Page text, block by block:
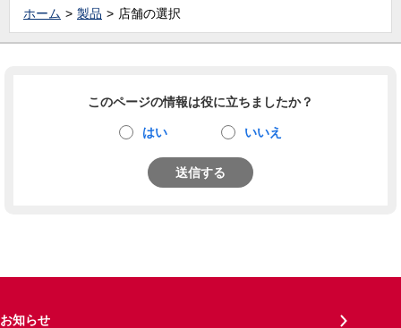
ホーム 製品 店舗の選択
このページの情報は役に立ちましたか？
はい いいえ
送信する
お知らせ